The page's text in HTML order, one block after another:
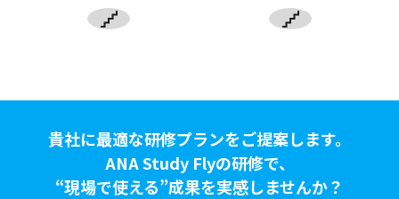
貴社に最適な研修プランをご提案します。
ANA Study Flyの研修で、
“現場で使える”成果を実感しませんか？